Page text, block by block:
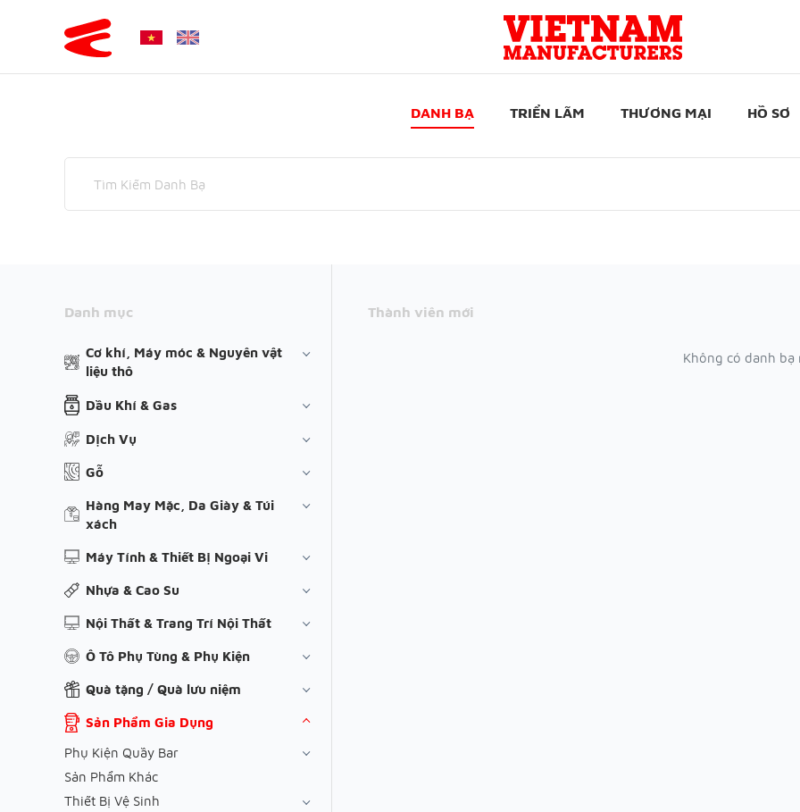
DANH BẠ TRIỂN LÃM THƯƠNG MẠI HỒ SƠ
Danh mục
Cơ khí, Máy móc & Nguyên vật
liệu thô
Dầu Khí & Gas
Dịch Vụ
Gỗ
Hàng May Mặc, Da Giày & Túi
xách
Máy Tính & Thiết Bị Ngoại Vi
Nhựa & Cao Su
Nội Thất & Trang Trí Nội Thất
Ô Tô Phụ Tùng & Phụ Kiện
Quà tặng / Quà lưu niệm
Sản Phẩm Gia Dụng
Phụ Kiện Quầy Bar
Sản Phẩm Khác
Thiết Bị Vệ Sinh
Thành viên mới
Không có danh bạ